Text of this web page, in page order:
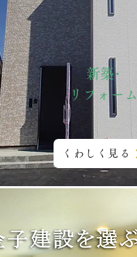
新築･
リフォーム
くわしく見る